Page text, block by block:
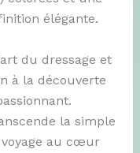
élégante.
du dressage et
à la découverte
la simple
voyage au cœur